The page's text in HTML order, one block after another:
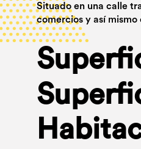
Situado en una calle
comercios y así